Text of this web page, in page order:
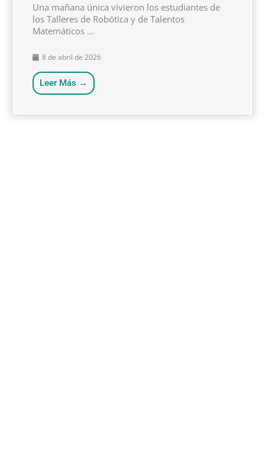
Una mañana única vivieron los estudiantes de
los Talleres de Robótica y de Talentos
Matemáticos ...
8 de abril de 2026
Leer Más →